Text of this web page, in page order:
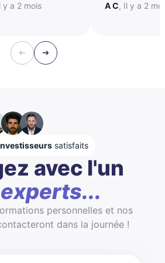
y a 2 mois A C, Il y a 2
satisfaits
avec l'un
experts...
personnelles et nos
dans la journée !